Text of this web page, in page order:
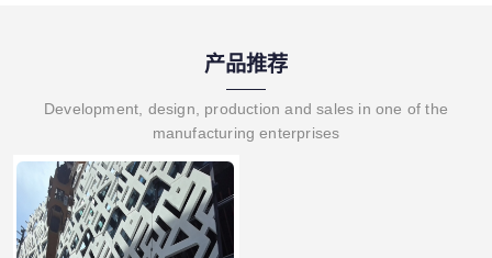
产品推荐
Development, design, production and sales in one of the
manufacturing enterprises